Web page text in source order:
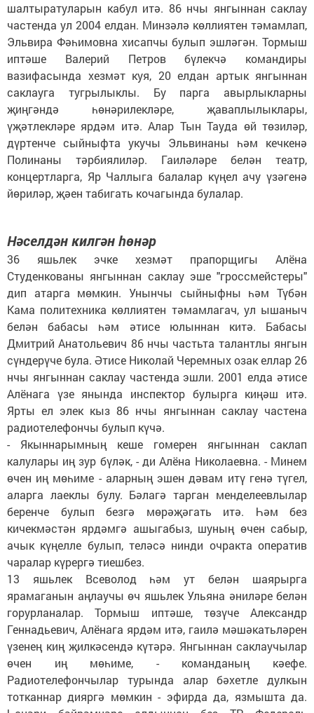
шалтыратуларын кабул итә. 86 нчы янгыннан саклау
частенда ул 2004 елдан. Минзәлә көллиятен тәмамлап,
Эльвира Фәһимовна хисапчы булып эшләгән. Тормыш
иптәше Валерий Петров бүлекчә командиры
вазифасында хезмәт куя, 20 елдан артык янгыннан
саклауга тугрылыклы. Бу парга авырлыкларны
җиңгәндә һөнәрилекләре, җаваплылыклары,
үҗәтлекләре ярдәм итә. Алар Тын Тауда өй төзиләр,
дүртенче сыйныфта укучы Эльвинаны һәм кечкенә
Полинаны тәрбиялиләр. Гаиләләре белән театр,
концертларга, Яр Чаллыга балалар күңел ачу үзәгенә
йөриләр, җәен табигать кочагында булалар.
Нәселдән килгән һөнәр
36 яшьлек эчке хезмәт прапорщигы Алёна
Студенкованы янгыннан саклау эше "гроссмейстеры"
дип атарга мөмкин. Унынчы сыйныфны һәм Түбән
Кама политехника көллиятен тәмамлагач, ул ышаныч
белән бабасы һәм әтисе юлыннан китә. Бабасы
Дмитрий Анатольевич 86 нчы частьта талантлы янгын
сүндерүче була. Әтисе Николай Черемных озак еллар 26
нчы янгыннан саклау частенда эшли. 2001 елда әтисе
Алёнага үзе янында инспектор булырга киңәш итә.
Ярты ел элек кыз 86 нчы янгыннан саклау частена
радиотелефончы булып күчә.
- Якыннарымның кеше гомерен янгыннан саклап
калулары иң зур бүләк, - ди Алёна Николаевна. - Минем
өчен иң мөһиме - аларның эшен дәвам итү генә түгел,
аларга лаеклы булу. Бәлагә тарган менделеевлылар
беренче булып безгә мөрәҗәгать итә. Һәм без
кичекмәстән ярдәмгә ашыгабыз, шуның өчен сабыр,
ачык күңелле булып, теләсә нинди очракта оператив
чаралар күрергә тиешбез.
13 яшьлек Всеволод һәм ут белән шаярырга
ярамаганын аңлаучы өч яшьлек Ульяна әниләре белән
горурланалар. Тормыш иптәше, төзүче Александр
Геннадьевич, Алёнага ярдәм итә, гаилә мәшәкатьләрен
үзенең киң җилкәсендә күтәрә. Янгыннан саклаучылар
өчен иң мөһиме, - команданың кәефе.
Радиотелефончылар турында алар бәхетле дулкын
тотканнар дияргә мөмкин - эфирда да, язмышта да.